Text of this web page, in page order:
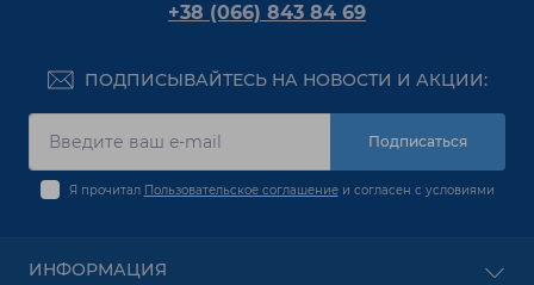
+38 (066) 843 84 69
ПОДПИСЫВАЙТЕСЬ НА НОВОСТИ И АКЦИИ:
Подписаться
Я прочитал Пользовательское соглашениеи согласен с условиями
ИНФОРМАЦИЯ